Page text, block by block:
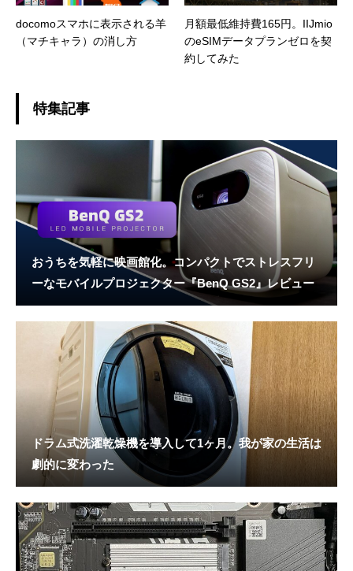
docomoスマホに表示される羊
（マチキャラ）の消し方
月額最低維持費165円。IIJmio
のeSIMデータプランゼロを契
約してみた
特集記事
おうちを気軽に映画館化。コンパクトでストレスフリ
ーなモバイルプロジェクター『BenQ GS2』レビュー
ドラム式洗濯乾燥機を導入して1ヶ月。我が家の生活は
劇的に変わった